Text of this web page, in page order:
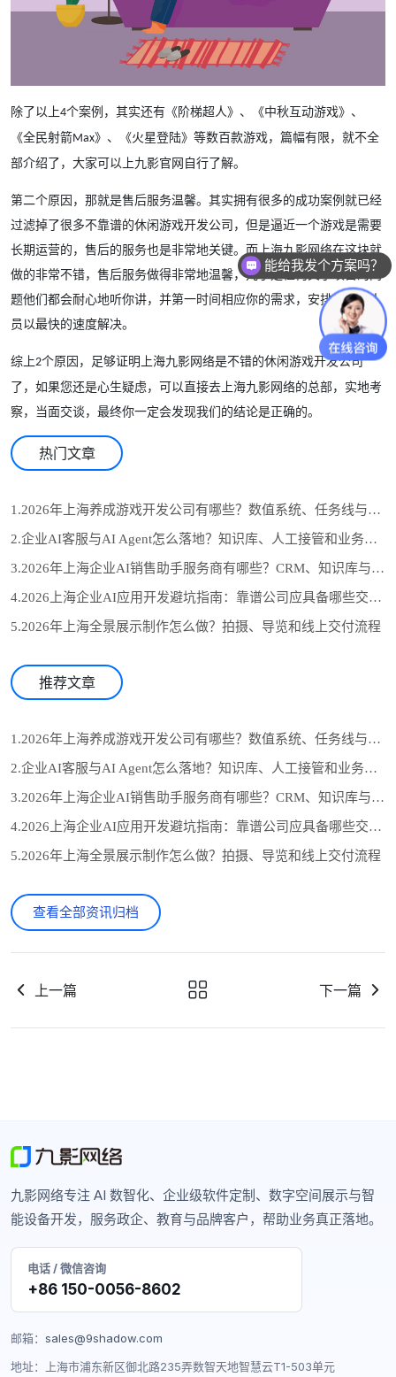
除了以上4个案例，其实还有《阶梯超人》、《中秋互动游戏》、
《全民射箭Max》、《火星登陆》等数百款游戏，篇幅有限，就不全
部介绍了，大家可以上九影官网自行了解。
第二个原因，那就是售后服务温馨。其实拥有很多的成功案例就已经
过滤掉了很多不靠谱的休闲游戏开发公司，但是逼近一个游戏是需要
长期运营的，售后的服务也是非常地关键。而上海九影网络在这块就
做的非常不错，售后服务做得非常地温馨，几乎是任何关于项目的问
题他们都会耐心地听你讲，并第一时间相应你的需求，安排相应的人
员以最快的速度解决。
综上2个原因，足够证明上海九影网络是不错的休闲游戏开发公司
了，如果您还是心生疑虑，可以直接去上海九影网络的总部，实地考
察，当面交谈，最终你一定会发现我们的结论是正确的。
热门文章
1.2026年上海养成游戏开发公司有哪些？数值系统、任务线与长期运营怎么选
2.企业AI客服与AI Agent怎么落地？知识库、人工接管和业务系统对接流程
3.2026年上海企业AI销售助手服务商有哪些？CRM、知识库与自动跟进怎么选
4.2026上海企业AI应用开发避坑指南：靠谱公司应具备哪些交付证据？
5.2026年上海全景展示制作怎么做？拍摄、导览和线上交付流程
推荐文章
1.2026年上海养成游戏开发公司有哪些？数值系统、任务线与长期运营怎么选
2.企业AI客服与AI Agent怎么落地？知识库、人工接管和业务系统对接流程
3.2026年上海企业AI销售助手服务商有哪些？CRM、知识库与自动跟进怎么选
4.2026上海企业AI应用开发避坑指南：靠谱公司应具备哪些交付证据？
5.2026年上海全景展示制作怎么做？拍摄、导览和线上交付流程
查看全部资讯归档
上一篇 下一篇
九影网络专注 AI 数智化、企业级软件定制、数字空间展示与智
能设备开发，服务政企、教育与品牌客户，帮助业务真正落地。
电话 / 微信咨询
+86 150-0056-8602
邮箱： sales@9shadow.com
地址：上海市浦东新区御北路235弄数智天地智慧云T1-503单元
能给我发个方案吗？